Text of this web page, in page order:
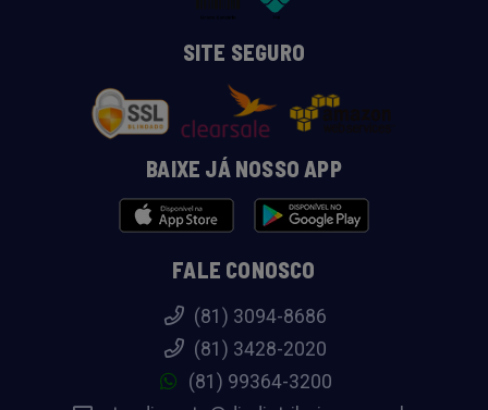
SITE SEGURO
BAIXE JÁ NOSSO APP
FALE CONOSCO
(81) 3094-8686
(81) 3428-2020
(81) 99364-3200